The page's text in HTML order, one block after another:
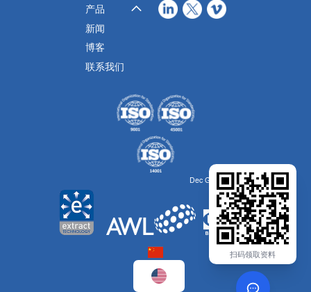
产品
新闻
博客
联系我们
Dec Group的一部分
扫码领取资料